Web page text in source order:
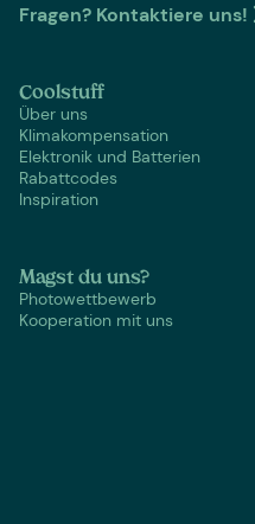
Fragen? Kontaktiere uns!
Coolstuff
Über uns
Klimakompensation
Elektronik und Batterien
Rabattcodes
Inspiration
Magst du uns?
Photowettbewerb
Kooperation mit uns